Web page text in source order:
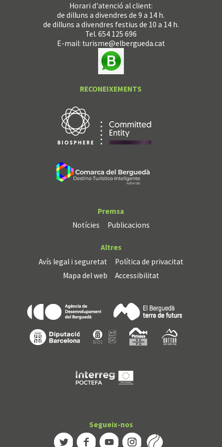
Horari d'atenció al client:
de dilluns a divendres de 9 a 14 h.
de dilluns a divendres festius de 10 a 14 h.
Tel. 654 125 696
E-mail: turisme@elbergueda.cat
RECONEIXEMENTS
Premsa
Notícies
Publicacions
Altres
Avís legal i seguretat
Política de privacitat
Mapa del web
Accessibilitat
Segueix-nos